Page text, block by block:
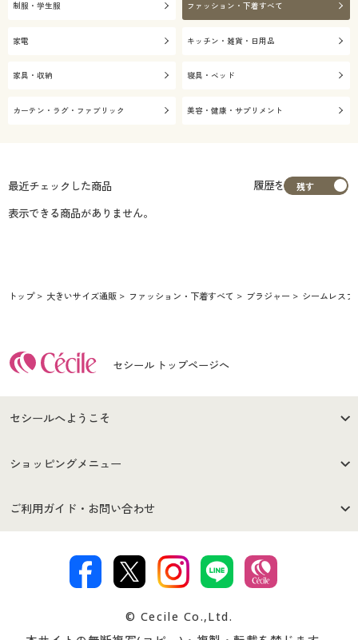
制服・学生服 ファッション・下着すべて
家電 キッチン・雑貨・日用品
家具・収納 寝具・ベッド
カーテン・ラグ・ファブリック 美容・健康・サプリメント
最近チェックした商品
履歴を
表示できる商品がありません。
トップ 大きいサイズ通販 ファッション・下着すべて ブラジャー シームレス
セシール トップページへ
セシールへようこそ
はじめての方へ
セシールご利用規約
著作権・商標について 会社案内
ショッピングメニュー
商品カテゴリ
ご利用ガイド・お問い合わせ
交換・返品は お支払は
© Cecile Co.,Ltd.